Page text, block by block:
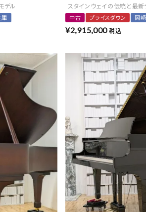
デル
庫
スタインウェイの伝統と最
中古 プライスダウン 岡
¥2,915,000 税込